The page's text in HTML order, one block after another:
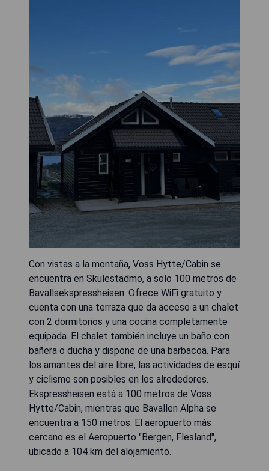
Con vistas a la montaña, Voss Hytte/Cabin se
encuentra en Skulestadmo, a solo 100 metros de
Bavallsekspressheisen. Ofrece WiFi gratuito y
cuenta con una terraza que da acceso a un chalet
con 2 dormitorios y una cocina completamente
equipada. El chalet también incluye un baño con
bañera o ducha y dispone de una barbacoa. Para
los amantes del aire libre, las actividades de esquí
y ciclismo son posibles en los alrededores.
Ekspressheisen está a 100 metros de Voss
Hytte/Cabin, mientras que Bavallen Alpha se
encuentra a 150 metros. El aeropuerto más
cercano es el Aeropuerto "Bergen, Flesland",
ubicado a 104 km del alojamiento.